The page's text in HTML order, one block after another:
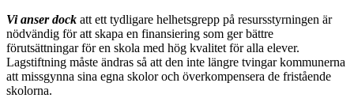
Vi anser dock att ett tydligare helhetsgrepp på resursstyrningen är
nödvändig för att skapa en finansiering som ger bättre
förutsättningar för en skola med hög kvalitet för alla elever.
Lagstiftning måste ändras så att den inte längre tvingar kommunerna
att missgynna sina egna skolor och överkompensera de fristående
skolorna.